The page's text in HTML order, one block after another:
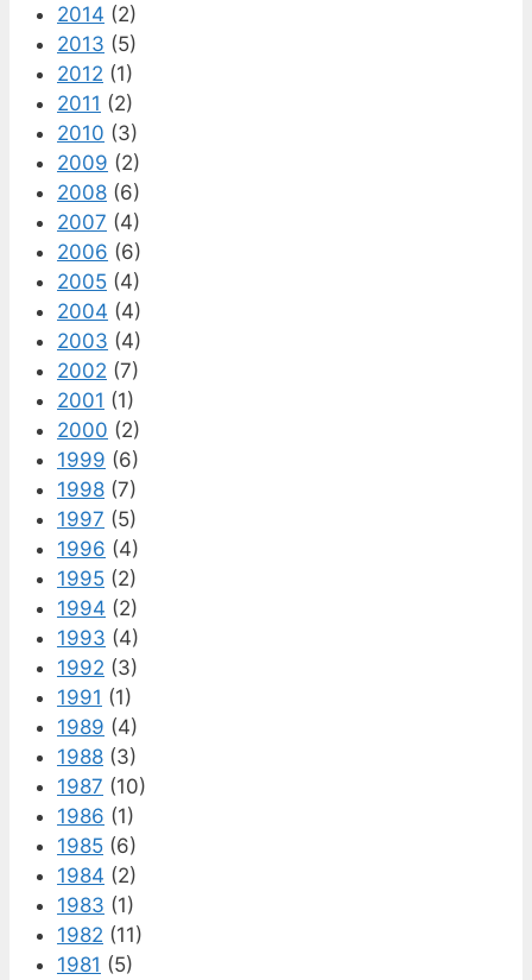
2014 (2)
2013 (5)
2012 (1)
2011 (2)
2010 (3)
2009 (2)
2008 (6)
2007 (4)
2006 (6)
2005 (4)
2004 (4)
2003 (4)
2002 (7)
2001 (1)
2000 (2)
1999 (6)
1998 (7)
1997 (5)
1996 (4)
1995 (2)
1994 (2)
1993 (4)
1992 (3)
1991 (1)
1989 (4)
1988 (3)
1987 (10)
1986 (1)
1985 (6)
1984 (2)
1983 (1)
1982 (11)
1981 (5)